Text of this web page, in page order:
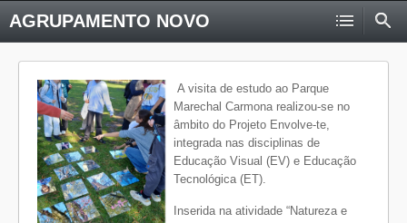
AGRUPAMENTO NOVO
A visita de estudo ao Parque
Marechal Carmona realizou-se no
âmbito do Projeto Envolve-te,
integrada nas disciplinas de
Educação Visual (EV) e Educação
Tecnológica (ET).
Inserida na atividade “Natureza e